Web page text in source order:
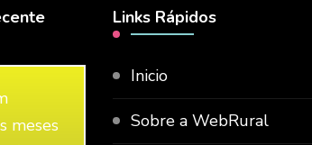
meses
Links Rápidos
Inicio
Sobre a WebRural